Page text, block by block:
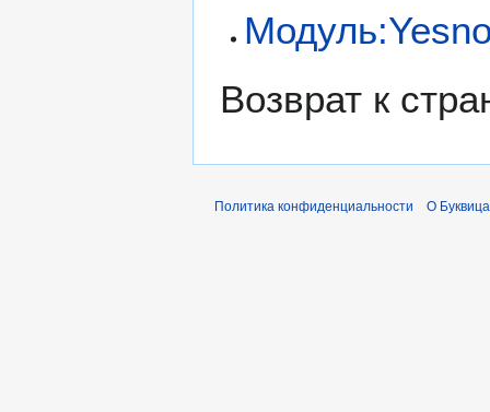
Возврат к
Политика конфиденциальности О Буквица